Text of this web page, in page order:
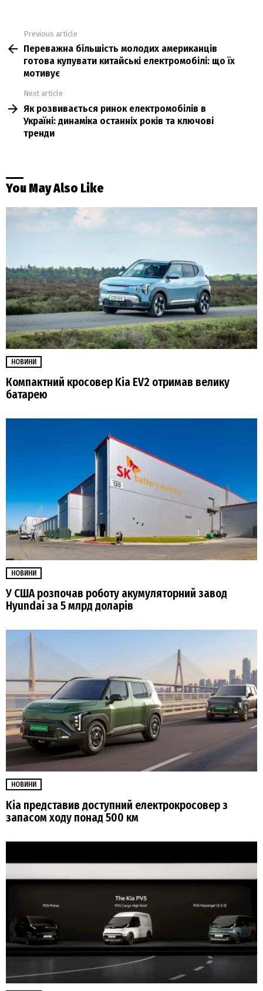
more
Previous article
Переважна більшість молодих американців
готова купувати китайські електромобілі: що їх
мотивує
Next article
Як розвивається ринок електромобілів в
Україні: динаміка останніх років та ключові
тренди
You May Also Like
НОВИНИ
Компактний кросовер Kia EV2 отримав велику
батарею
НОВИНИ
У США розпочав роботу акумуляторний завод
Hyundai за 5 млрд доларів
НОВИНИ
Kia представив доступний електрокросовер з
запасом ходу понад 500 км